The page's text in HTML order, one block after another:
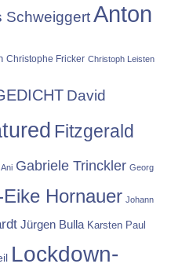
SchweiggertAnton
Christophe Fricker Christoph Leisten
David
Fitzgerald
Gabriele Trinckler Georg
Hornauer Johann
Jürgen Bulla Karsten Paul
Lockdown-